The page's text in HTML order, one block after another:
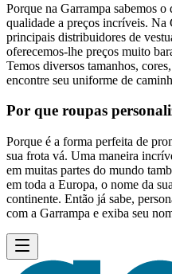
Porque na Garrampa sabemos
qualidade a preços incríveis. Na
principais distribuidores de
oferecemos-lhe preços muito
Temos diversos tamanhos,
encontre seu uniforme de
Por que roupas
Porque é a forma perfeita de
sua frota vá. Uma maneira
em muitas partes do mundo
em toda a Europa, o nome da
continente. Então já sabe,
com a Garrampa e exiba seu